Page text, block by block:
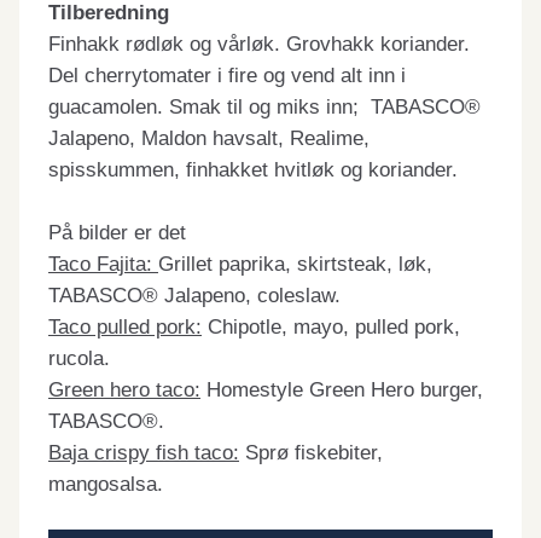
Tilberedning
Finhakk rødløk og vårløk. Grovhakk koriander.
Del cherrytomater i fire og vend alt inn i
guacamolen. Smak til og miks inn; TABASCO®
Jalapeno, Maldon havsalt, Realime,
spisskummen, finhakket hvitløk og koriander.
På bilder er det
Taco Fajita: Grillet paprika, skirtsteak, løk,
TABASCO® Jalapeno, coleslaw.
Taco pulled pork: Chipotle, mayo, pulled pork,
rucola.
Green hero taco: Homestyle Green Hero burger,
TABASCO®.
Baja crispy fish taco: Sprø fiskebiter,
mangosalsa.